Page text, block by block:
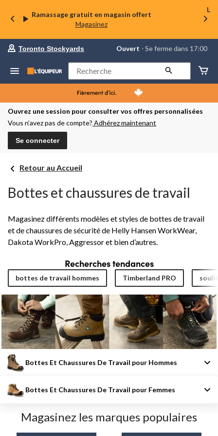
Ramassage gratuit en magasin offert
Magasinez
La
votre
préféré
Toronto
Stockyards,
courament
Ouvert,
Se
dans
Toronto Stockyards Ouvert ⋅ Se ferme dans 17:00
Rechercher
Ouvrez une session pour consulter vos offres personnalisées
Vous n’avez pas de compte? Adhérez maintenant
Se connecter
Retour au Accueil
Bottes et chaussures de travail
Magasinez différents modèles et styles de bottes de travail
et de chaussures de sécurité de Helly Hansen WorkWear,
Dakota WorkPro, Aggressor et bien d’autres.
Recherches tendances
bottes de travail hommes Timberland PRO
Bottes Et Chaussures De Travail pour Hommes
Bottes Et Chaussures De Travail pour Femmes
Magasinez les marques populaires